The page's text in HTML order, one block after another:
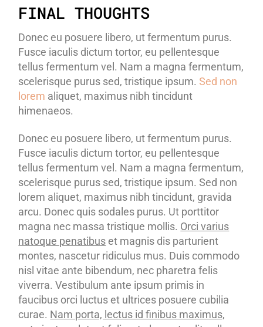
FINAL THOUGHTS
Donec eu posuere libero, ut fermentum purus.
Fusce iaculis dictum tortor, eu pellentesque
tellus fermentum vel. Nam a magna fermentum,
scelerisque purus sed, tristique ipsum.Sed non
lorem aliquet, maximus nibh tincidunt
himenaeos.
Donec eu posuere libero, ut fermentum purus.
Fusce iaculis dictum tortor, eu pellentesque
tellus fermentum vel. Nam a magna fermentum,
scelerisque purus sed, tristique ipsum. Sed non
lorem aliquet, maximus nibh tincidunt, gravida
arcu. Donec quis sodales purus. Ut porttitor
magna nec massa tristique mollis. Orci varius
natoque penatibus et magnis dis parturient
montes, nascetur ridiculus mus. Duis commodo
nisl vitae ante bibendum, nec pharetra felis
viverra. Vestibulum ante ipsum primis in
faucibus orci luctus et ultrices posuere cubilia
curae. Nam porta, lectus id finibus maximus,